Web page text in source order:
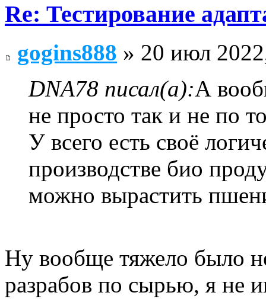
Re: Тестирование
gogins888 » 20 июл
DNA78 писал(а):А
не просто так и не по
У всего есть своё
производстве био
можно вырастить
Ну вообще тяжело было
разрабов по сырью, я не